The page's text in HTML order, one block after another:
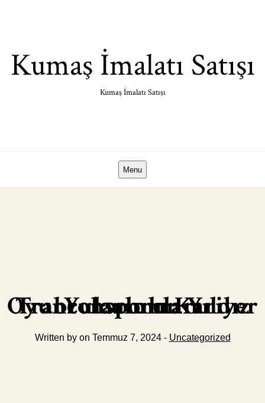
Kumaş İmalatı Satışı
Kumaş İmalatı Satışı
Menu
Trabzonsporun Yıldız Oyuncularının Kariyer Yolculukları
Written by on Temmuz 7, 2024 - Uncategorized